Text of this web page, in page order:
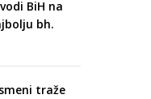
BiH na
bh.
traže